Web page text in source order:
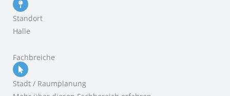
Standort
Halle
Fachbreiche
Stadt / Raumplanung